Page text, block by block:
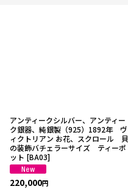
アンティークシルバー、アンティー
ク銀器、純銀製（925）1892年 ヴ
ィクトリアン お花、スクロール 貝
の装飾バチェラーサイズ ティーポ
ット [BA03]
220,000円